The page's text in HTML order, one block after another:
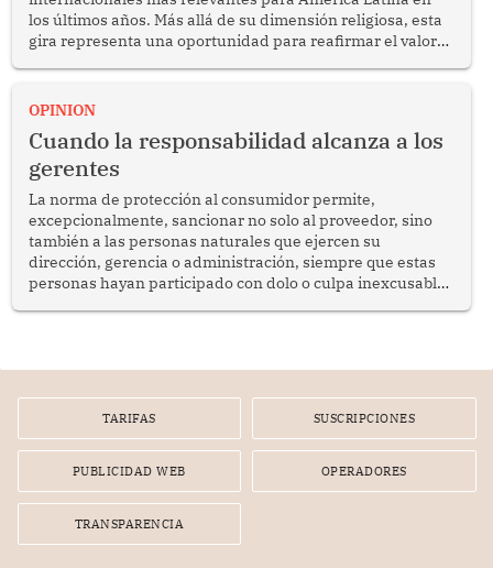
los últimos años. Más allá de su dimensión religiosa, esta
gira representa una oportunidad para reafirmar el valor
enfrenta desafíos en materia de desarrollo, cohesión
OPINION
Cuando la responsabilidad alcanza a los
gerentes
La norma de protección al consumidor permite,
excepcionalmente, sancionar no solo al proveedor, sino
también a las personas naturales que ejercen su
dirección, gerencia o administración, siempre que estas
personas hayan participado con dolo o culpa inexcusable
por la frustrada realización de un meet and greet con
TARIFAS SUSCRIPCIONES
PUBLICIDAD WEB OPERADORES
TRANSPARENCIA